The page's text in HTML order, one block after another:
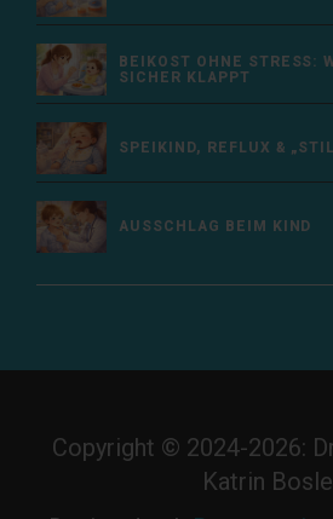
BEIKOST OHNE STRESS:
SICHER KLAPPT
SPEIKIND, REFLUX &
AUSSCHLAG BEIM KIND
Copyright © 2024-2026:
Katrin